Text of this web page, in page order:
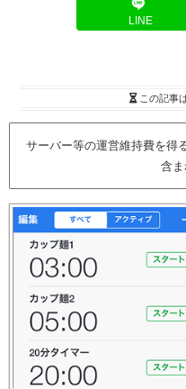
LINE
この記事
サーバー等の運営維持費を得
含